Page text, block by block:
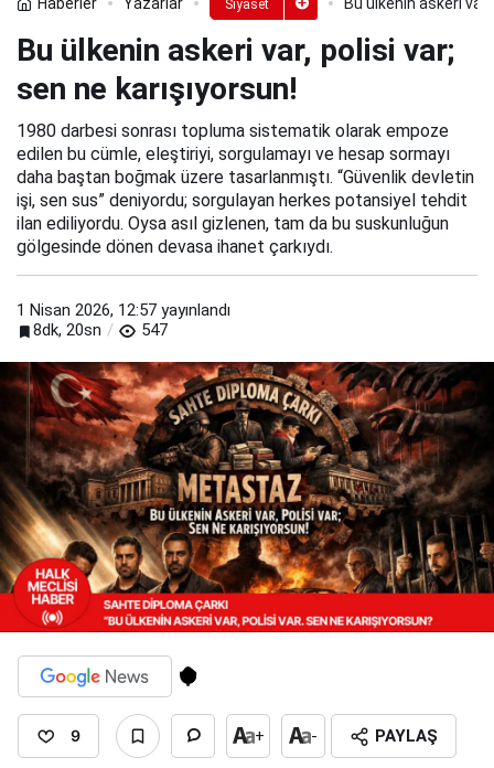
Siyaset
Bu ülkenin askeri var, polisi var;
sen ne karışıyorsun!
1980 darbesi sonrası topluma sistematik olarak empoze
edilen bu cümle, eleştiriyi, sorgulamayı ve hesap sormayı
daha baştan boğmak üzere tasarlanmıştı. “Güvenlik devletin
işi, sen sus” deniyordu; sorgulayan herkes potansiyel tehdit
ilan ediliyordu. Oysa asıl gizlenen, tam da bu suskunluğun
gölgesinde dönen devasa ihanet çarkıydı.
1 Nisan 2026, 12:57 yayınlandı
8dk, 20sn
547
9 + - PAYLAŞ